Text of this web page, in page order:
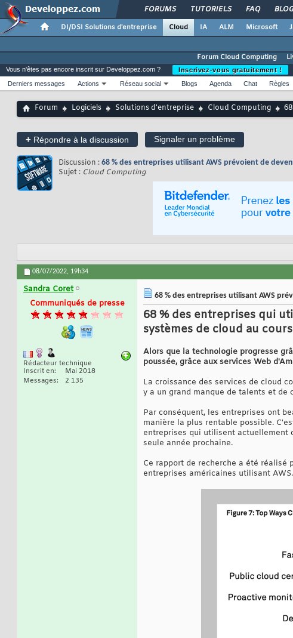
FORUMS TUTORIELS FAQ
DI/DSI Solutions d'entreprise Cloud IA ALM Microsoft
Forum Cloud Computing
Vous n'êtes pas encore inscrit sur Developpez.com ?
Inscrivez-vous gratuitement !
Derniers messages
Actions Réseau social Blogs Agenda Chat Règles
Forum Logiciels Solutions d'entreprise Cloud Computing
+ Répondre à la discussion Signaler un problème
Discussion : 68 % des entreprises utilisant AWS prévoient de
Sujet : Cloud Computing
08/07/2022, 19h34
Sandra Coret
Communiqués de presse
Rédacteur technique
Inscrit en
Mai 2018
Messages
2 135
68 % des entreprises utilisant AWS
68 % des entreprises qui
systèmes de cloud au
Alors que la technologie progresse
poussée, grâce aux services Web
La croissance des services de cloud
y a un grand manque de talents et de
Par conséquent, les entreprises ont
manière la plus rentable possible.
entreprises qui utilisent actuellement
seule année prochaine.
Ce rapport de recherche a été réalisé
entreprises américaines utilisant AWS.